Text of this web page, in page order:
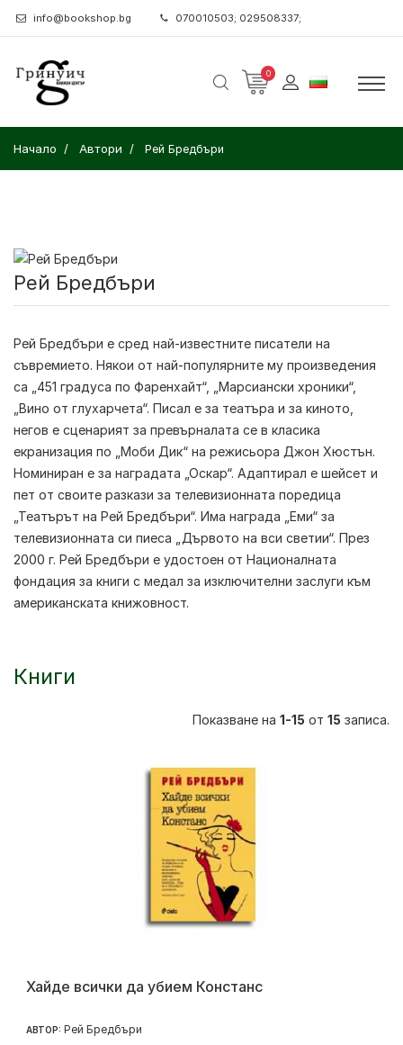
info@bookshop.bg 070010503; 029508337;
0
Начало Автори Рей Бредбъри
Рей Бредбъри
Рей Бредбъри е сред най-известните писатели на
съвремието. Някои от най-популярните му произведения
са „451 градуса по Фаренхайт“, „Марсиански хроники“,
„Вино от глухарчета“. Писал е за театъра и за киното,
негов е сценарият за превърналата се в класика
екранизация по „Моби Дик“ на режисьора Джон Хюстън.
Номиниран е за наградата „Оскар“. Адаптирал е шейсет и
пет от своите разкази за телевизионната поредица
„Театърът на Рей Бредбъри“. Има награда „Еми“ за
телевизионната си пиеса „Дървото на вси светии“. През
2000 г. Рей Бредбъри е удостоен от Националната
фондация за книги с медал за изключителни заслуги към
американската книжовност.
Книги
Показване на 1-15 от 15 записа.
Хайде всички да убием Констанс
АВТОР: Рей Бредбъри